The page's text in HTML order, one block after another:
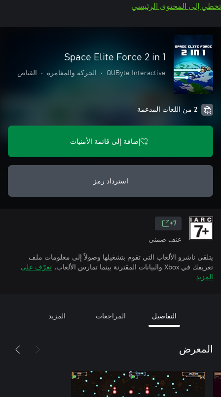
تخطي إلى المحتوى الرئيسي
Space Elite Force 2 in 1
QUByte Interactive
• الحركة والمغامرة • القناص
2 من اللغات المدعمة
إضافة إلى قائمة الأمنيات
استرداد رمز
7+
عنف ضمني
يتلقى ناشرو الألعاب التي تقوم بتشغيلها وصولاً إلى معلومات ملف
تعريفك في Xbox والبيانات المقترنة بينما تمارس الألعاب.
تعرّف على
المزيد
التفاصيل المراجعات المزيد
المعرض